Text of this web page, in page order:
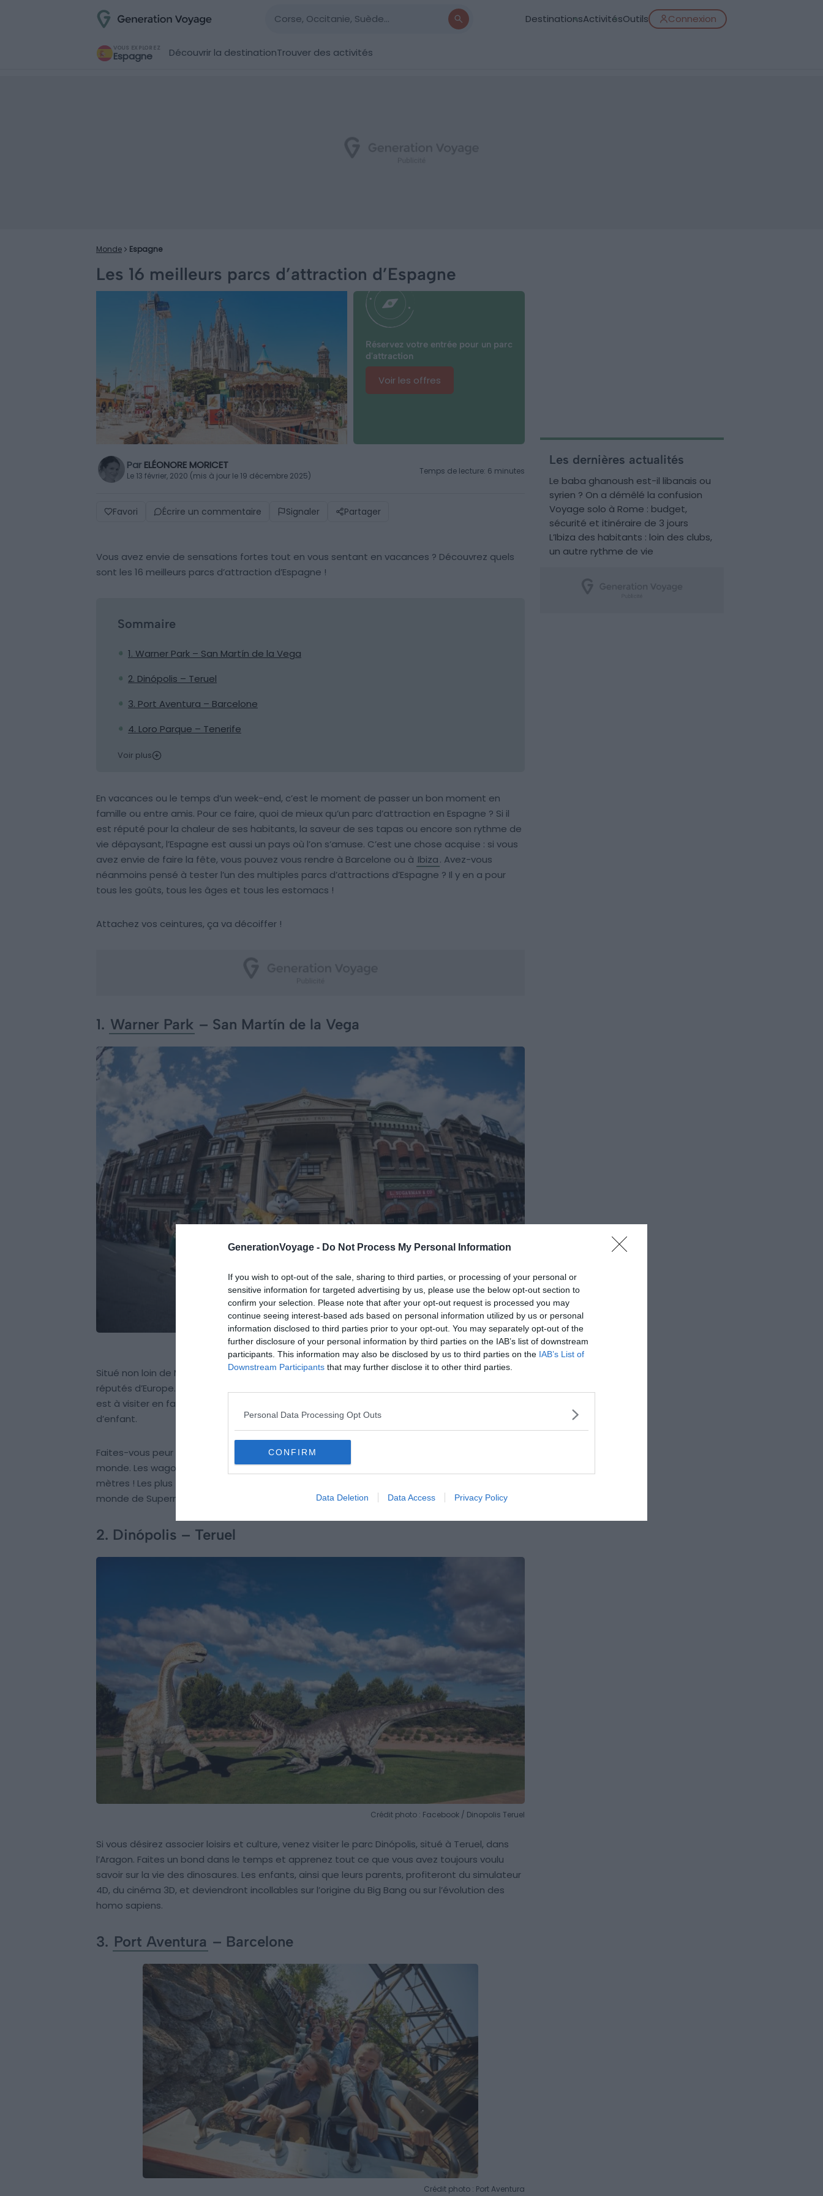
GenerationVoyage - Do Not Process My Personal Information
If you wish to opt-out of the sale, sharing to third parties, or processing of your personal or
sensitive information for targeted advertising by us, please use the below opt-out section to
confirm your selection. Please note that after your opt-out request is processed you may
continue seeing interest-based ads based on personal information utilized by us or personal
information disclosed to third parties prior to your opt-out. You may separately opt-out of the
further disclosure of your personal information by third parties on the IAB’s list of downstream
participants. This information may also be disclosed by us to third parties on the IAB’s List of
Downstream Participants that may further disclose it to other third parties.
Personal Data Processing Opt Outs
CONFIRM
Data Deletion Data Access Privacy Policy
DestinationsActivitésOutils Connexion
VOUS EXPLOREZ
Espagne Découvrir la destinationTrouver des activités
Monde Espagne
Les 16 meilleurs parcs d’attraction d’Espagne
Réservez votre entrée pour un parc
d'attraction
Voir les offres
Par ELÉONORE MORICET
Le 13 février, 2020 (mis à jour le 19 décembre 2025) Temps de lecture: 6 minutes
Favori Écrire un commentaire Signaler Partager
Vous avez envie de sensations fortes tout en vous sentant en vacances ? Découvrez quels
sont les 16 meilleurs parcs d’attraction d’Espagne !
Sommaire
1. Warner Park – San Martín de la Vega
2. Dinópolis – Teruel
3. Port Aventura – Barcelone
4. Loro Parque – Tenerife
Voir plus
En vacances ou le temps d’un week-end, c’est le moment de passer un bon moment en
famille ou entre amis. Pour ce faire, quoi de mieux qu’un parc d’attraction en Espagne ? Si il
est réputé pour la chaleur de ses habitants, la saveur de ses tapas ou encore son rythme de
vie dépaysant, l’Espagne est aussi un pays où l’on s’amuse. C’est une chose acquise : si vous
avez envie de faire la fête, vous pouvez vous rendre à Barcelone ou à Ibiza. Avez-vous
néanmoins pensé à tester l’un des multiples parcs d’attractions d’Espagne ? Il y en a pour
tous les goûts, tous les âges et tous les estomacs !
Attachez vos ceintures, ça va décoiffer !
1. Warner Park – San Martín de la Vega
Crédit Photo : Shutterstock / EFECREATA.COM
Situé non loin de Madrid, à San Martin de la Vega, le Warner’s Park est l’un des parcs les plus
réputés d’Europe. Ce parc d’attraction en Espagne est installé sur cent quarante hectares ! Il
est à visiter en famille, mais contentera également les adultes qui ont su garder leur âme
d’enfant.
Faites-vous peur du haut du sommet de laVenganza del Enigma
monde. Les wagons de cette dernière roulent à plus de 80 km/h, sur un dénivelé de cent
mètres ! Les plus frileux pourront profiter des nombreux spectacles ou venir vivre dans le
monde de Superman, de Scooby-doo ou d’Hollywood Boulevard.
2. Dinópolis – Teruel
Crédit photo : Facebook / Dinopolis Teruel
Si vous désirez associer loisirs et culture, venez visiter le parc Dinópolis, situé à Teruel, dans
l’Aragon. Faites un bond dans le temps et apprenez tout ce que vous avez toujours voulu
savoir sur la vie des dinosaures. Les enfants, ainsi que leurs parents, profiteront du simulateur
4D, du cinéma 3D, et deviendront incollables sur l’origine du Big Bang ou sur l’évolution des
homo sapiens.
3. Port Aventura – Barcelone
Crédit photo : Port Aventura
Les dernières actualités
Le baba ghanoush est-il libanais ou
syrien ? On a démêlé la confusion
Voyage solo à Rome : budget,
sécurité et itinéraire de 3 jours
L’Ibiza des habitants : loin des clubs,
un autre rythme de vie